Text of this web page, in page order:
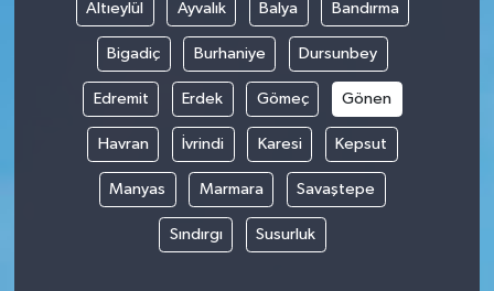
Altıeylül Ayvalık Balya Bandırma
Bigadiç Burhaniye Dursunbey
Edremit Erdek Gömeç Gönen
Havran İvrindi Karesi Kepsut
Manyas Marmara Savaştepe
Sındırgı Susurluk
Gönen
Havran
İvrindi
KENT GÜNDEMİ